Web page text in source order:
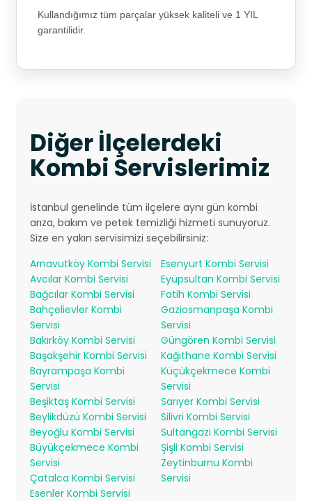
Kullandığımız tüm parçalar yüksek kaliteli ve 1 YIL
garantilidir.
Diğer İlçelerdeki
Kombi Servislerimiz
İstanbul genelinde tüm ilçelere aynı gün kombi
arıza, bakım ve petek temizliği hizmeti sunuyoruz.
Size en yakın servisimizi seçebilirsiniz:
Arnavutköy Kombi Servisi
Avcılar Kombi Servisi
Bağcılar Kombi Servisi
Bahçelievler Kombi
Servisi
Bakırköy Kombi Servisi
Başakşehir Kombi Servisi
Bayrampaşa Kombi
Servisi
Beşiktaş Kombi Servisi
Beylikdüzü Kombi Servisi
Beyoğlu Kombi Servisi
Büyükçekmece Kombi
Servisi
Çatalca Kombi Servisi
Esenler Kombi Servisi
Esenyurt Kombi Servisi
Eyüpsultan Kombi Servisi
Fatih Kombi Servisi
Gaziosmanpaşa Kombi
Servisi
Güngören Kombi Servisi
Kağıthane Kombi Servisi
Küçükçekmece Kombi
Servisi
Sarıyer Kombi Servisi
Silivri Kombi Servisi
Sultangazi Kombi Servisi
Şişli Kombi Servisi
Zeytinburnu Kombi
Servisi